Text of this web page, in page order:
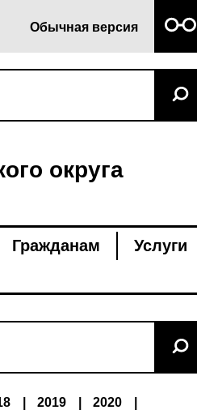
Обычная версия
округа
Гражданам
Услуги
2019 2020